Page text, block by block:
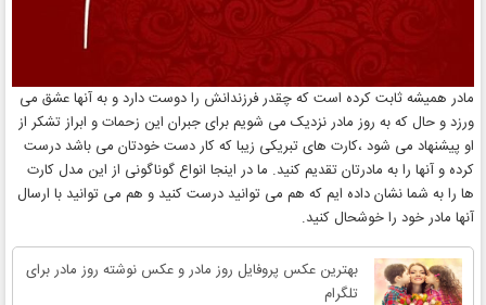
مادر همیشه ثابت کرده است که چقدر فرزندانش را دوست دارد و به آنها عشق می
ورزد و حال که به روز مادر نزدیک می شویم برای جبران این زحمات و ابراز تشکر از
او پیشنهاد می شود ،کارت های تبریکی زیبا که کار دست خودتان می باشد درست
کرده و آنها را به مادرتان تقدیم کنید. ما در اینجا انواع گوناگونی از این مدل کارت
ها را به شما نشان داده ایم که هم می توانید درست کنید و هم می توانید با ارسال
آنها مادر خود را خوشحال کنید.
بهترین عکس پروفایل روز مادر و عکس نوشته روز مادر برای
تلگرام